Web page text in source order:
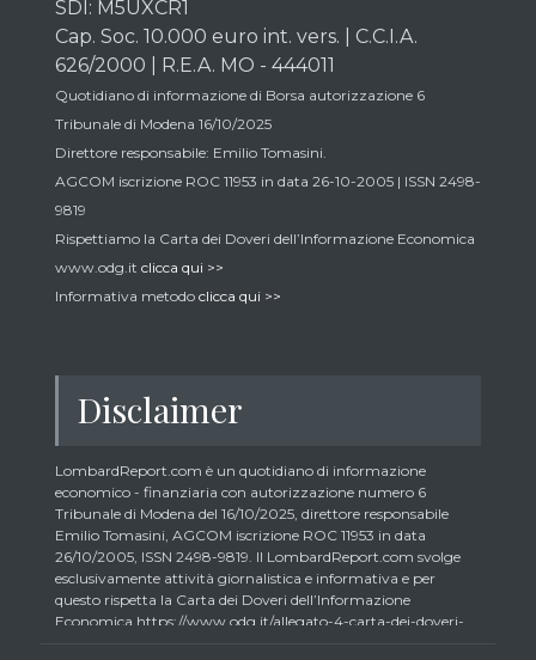
SDI: M5UXCR1
Cap. Soc. 10.000 euro int. vers. | C.C.I.A.
626/2000 | R.E.A. MO - 444011
Quotidiano di informazione di Borsa autorizzazione 6
Tribunale di Modena 16/10/2025
Direttore responsabile: Emilio Tomasini.
AGCOM iscrizione ROC 11953 in data 26-10-2005 | ISSN 2498-
9819
Rispettiamo la Carta dei Doveri dell’Informazione Economica
www.odg.it clicca qui >>
Informativa metodo clicca qui >>
Disclaimer
LombardReport.com è un quotidiano di informazione
economico - finanziaria con autorizzazione numero 6
Tribunale di Modena del 16/10/2025, direttore responsabile
Emilio Tomasini, AGCOM iscrizione ROC 11953 in data
26/10/2005, ISSN 2498-9819. Il LombardReport.com svolge
esclusivamente attività giornalistica e informativa e per
questo rispetta la Carta dei Doveri dell’Informazione
Economica https://www.odg.it/allegato-4-carta-dei-doveri-